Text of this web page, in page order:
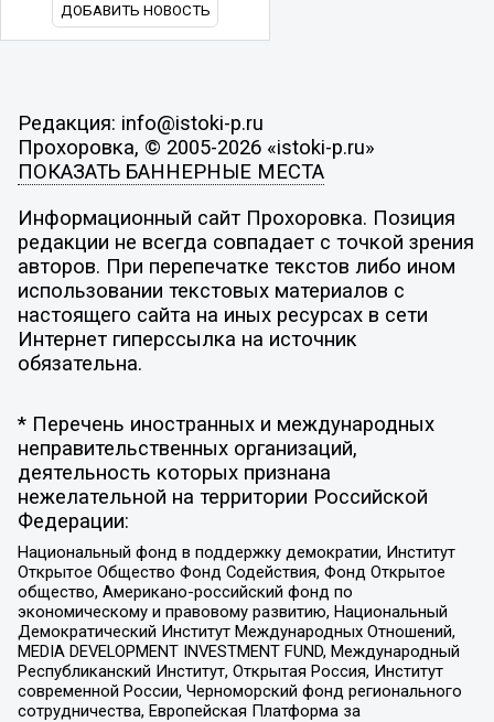
ДОБАВИТЬ НОВОСТЬ
Редакция: info@istoki-p.ru
Прохоровка, © 2005-2026 «istoki-p.ru»
ПОКАЗАТЬ БАННЕРНЫЕ МЕСТА
Информационный сайт Прохоровка. Позиция
редакции не всегда совпадает с точкой зрения
авторов. При перепечатке текстов либо ином
использовании текстовых материалов с
настоящего сайта на иных ресурсах в сети
Интернет гиперссылка на источник
обязательна.
* Перечень иностранных и международных
неправительственных организаций,
деятельность которых признана
нежелательной на территории Российской
Федерации:
Национальный фонд в поддержку демократии, Институт
Открытое Общество Фонд Содействия, Фонд Открытое
общество, Американо-российский фонд по
экономическому и правовому развитию, Национальный
Демократический Институт Международных Отношений,
MEDIA DEVELOPMENT INVESTMENT FUND, Международный
Республиканский Институт, Открытая Россия, Институт
современной России, Черноморский фонд регионального
сотрудничества, Европейская Платформа за